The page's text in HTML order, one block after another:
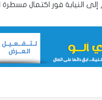
النيابة فور اكتمال